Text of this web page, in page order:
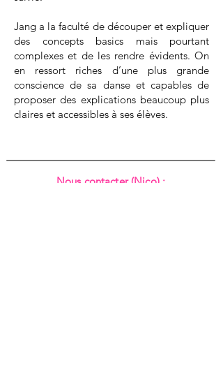
Jang a la faculté de découper et expliquer
des concepts basics mais pourtant
complexes et de les rendre évidents. On
en ressort riches d’une plus grande
conscience de sa danse et capables de
proposer des explications beaucoup plus
claires et accessibles à ses élèves.
Nous contacter (Nico) :